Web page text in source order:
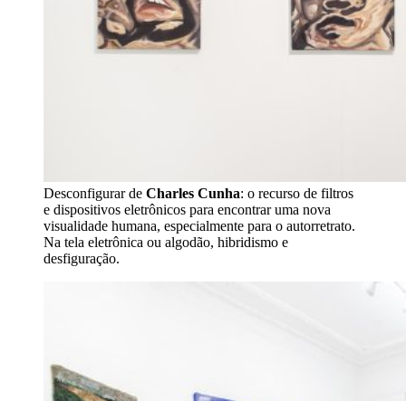
Desconfigurar de Charles Cunha: o recurso de filtros
e dispositivos eletrônicos para encontrar uma nova
visualidade humana, especialmente para o autorretrato.
Na tela eletrônica ou algodão, hibridismo e
desfiguração.